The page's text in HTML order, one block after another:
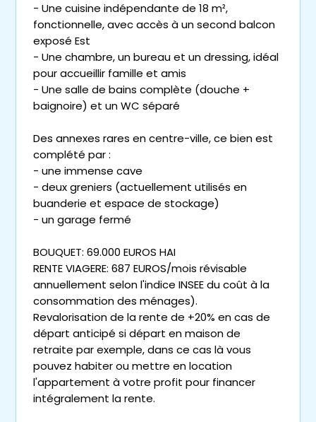
- Une cuisine indépendante de 18 m²,
fonctionnelle, avec accès à un second balcon
exposé Est
- Une chambre, un bureau et un dressing, idéal
pour accueillir famille et amis
- Une salle de bains complète (douche +
baignoire) et un WC séparé
Des annexes rares en centre-ville, ce bien est
complété par :
- une immense cave
- deux greniers (actuellement utilisés en
buanderie et espace de stockage)
- un garage fermé
BOUQUET: 69.000 EUROS HAI
RENTE VIAGERE: 687 EUROS/mois révisable
annuellement selon l'indice INSEE du coût à la
consommation des ménages).
Revalorisation de la rente de +20% en cas de
départ anticipé si départ en maison de
retraite par exemple, dans ce cas là vous
pouvez habiter ou mettre en location
l'appartement à votre profit pour financer
intégralement la rente.